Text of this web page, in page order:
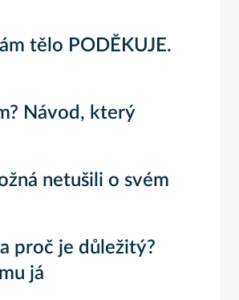
tělo PODĚKUJE.
Návod, který
netušili o svém
proč je důležitý?
já